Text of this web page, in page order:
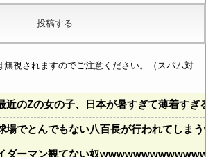
無視されますのでご注意ください。（スパム対
近のZの女の子、日本が暑すぎて薄着すぎ
球場でとんでもない八百長が行われてし
ダーマン観てない奴